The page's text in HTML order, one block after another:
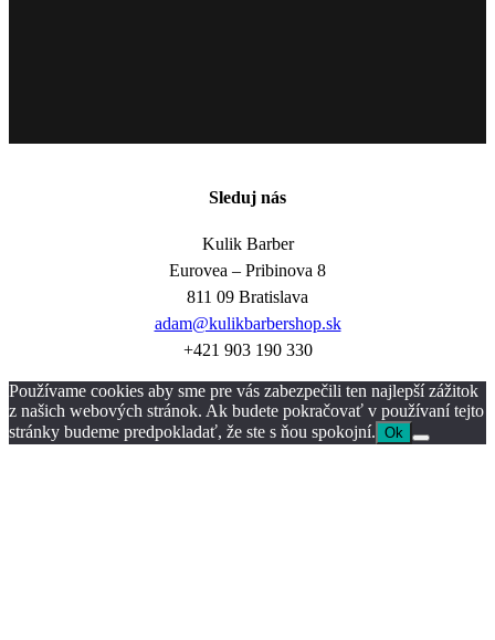
Sleduj nás
Kulik Barber
Eurovea – Pribinova 8
811 09 Bratislava
adam@kulikbarbershop.sk
+421 903 190 330
Používame cookies aby sme pre vás zabezpečili ten najlepší zážitok
z našich webových stránok. Ak budete pokračovať v používaní tejto
stránky budeme predpokladať, že ste s ňou spokojní. Ok